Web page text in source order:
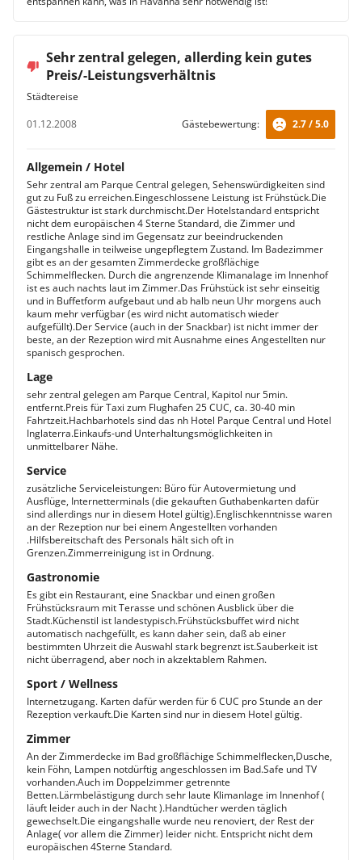
Sehr zentral gelegen, allerding kein gutes
Preis/-Leistungsverhältnis
Städtereise
01.12.2008
Gästebewertung: 2.7 / 5.0
Allgemein / Hotel
Sehr zentral am Parque Central gelegen, Sehenswürdigkeiten sind
gut zu Fuß zu erreichen.Eingeschlossene Leistung ist Frühstück.Die
Gästestruktur ist stark durchmischt.Der Hotelstandard entspricht
nicht dem europäischen 4 Sterne Standard, die Zimmer und
restliche Anlage sind im Gegensatz zur beeindruckenden
Eingangshalle in teilweise ungepflegtem Zustand. Im Badezimmer
gibt es an der gesamten Zimmerdecke großflächige
Schimmelflecken. Durch die angrenzende Klimanalage im Innenhof
ist es auch nachts laut im Zimmer.Das Frühstück ist sehr einseitig
und in Buffetform aufgebaut und ab halb neun Uhr morgens auch
kaum mehr verfügbar (es wird nicht automatisch wieder
aufgefüllt).Der Service (auch in der Snackbar) ist nicht immer der
beste, an der Rezeption wird mit Ausnahme eines Angestellten nur
spanisch gesprochen.
Lage
sehr zentral gelegen am Parque Central, Kapitol nur 5min.
entfernt.Preis für Taxi zum Flughafen 25 CUC, ca. 30-40 min
Fahrtzeit.Hachbarhotels sind das nh Hotel Parque Central und Hotel
Inglaterra.Einkaufs-und Unterhaltungsmöglichkeiten in
unmittelbarer Nähe.
Service
zusätzliche Serviceleistungen: Büro für Autovermietung und
Ausflüge, Internetterminals (die gekauften Guthabenkarten dafür
sind allerdings nur in diesem Hotel gültig).Englischkenntnisse waren
an der Rezeption nur bei einem Angestellten vorhanden
.Hilfsbereitschaft des Personals hält sich oft in
Grenzen.Zimmerreinigung ist in Ordnung.
Gastronomie
Es gibt ein Restaurant, eine Snackbar und einen großen
Frühstücksraum mit Terasse und schönen Ausblick über die
Stadt.Küchenstil ist landestypisch.Frühstücksbuffet wird nicht
automatisch nachgefüllt, es kann daher sein, daß ab einer
bestimmten Uhrzeit die Auswahl stark begrenzt ist.Sauberkeit ist
nicht überragend, aber noch in akzektablem Rahmen.
Sport / Wellness
Internetzugang. Karten dafür werden für 6 CUC pro Stunde an der
Rezeption verkauft.Die Karten sind nur in diesem Hotel gültig.
Zimmer
An der Zimmerdecke im Bad großflächige Schimmelflecken,Dusche,
kein Föhn, Lampen notdürftig angeschlossen im Bad.Safe und TV
vorhanden.Auch im Doppelzimmer getrennte
Betten.Lärmbelästigung durch sehr laute Klimanlage im Innenhof (
läuft leider auch in der Nacht ).Handtücher werden täglich
gewechselt.Die eingangshalle wurde neu renoviert, der Rest der
Anlage( vor allem die Zimmer) leider nicht. Entspricht nicht dem
europäischen 4Sterne Standard.